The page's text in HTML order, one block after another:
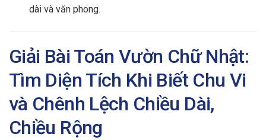
dài và văn phong.
Giải Bài Toán Vườn Chữ Nhật:
Tìm Diện Tích Khi Biết Chu Vi
và Chênh Lệch Chiều Dài,
Chiều Rộng